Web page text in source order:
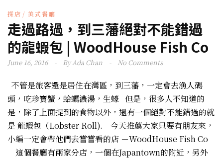
探店 美式餐廳
走過路過，到三藩絕對不能錯過
的龍蝦包 | WoodHouse Fish Co
June 16, 2016 ByAda Chan No Comments
不管是旅客還是居住在灣區，到三藩，一定會去漁人碼
頭，吃珍寶蟹，蛤蠣濃湯，生蠔 但是，很多人不知道的
是，除了上面提到的食物以外，還有一個絕對不能錯過的就
是 龍蝦包（Lobster Roll). 今天推薦大家只要有朋友來，
小編一定會帶他們去嘗嘗看的店 －WoodHouse Fish Co
這個餐廳有兩家分店，一個在Japantown的附近，另外